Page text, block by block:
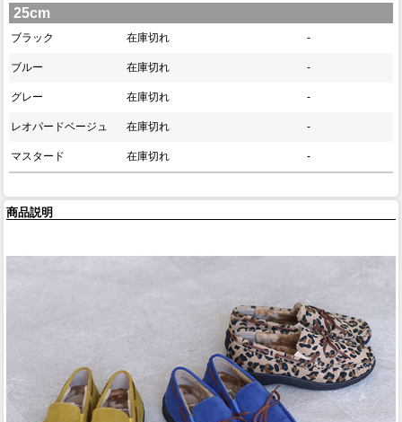
25cm
ブラック 在庫切れ -
ブルー 在庫切れ -
グレー 在庫切れ -
レオパードベージュ 在庫切れ -
マスタード 在庫切れ -
商品説明